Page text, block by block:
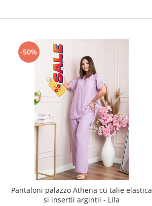
-50%
Pantaloni palazzo Athena cu talie elastica
si insertii argintii - Lila